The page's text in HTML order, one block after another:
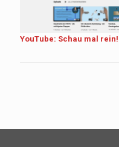
YouTube: Schau mal rein!